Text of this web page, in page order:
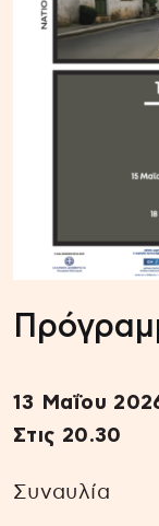
13 Μαΐου
Στις 20.30
Συναυλία